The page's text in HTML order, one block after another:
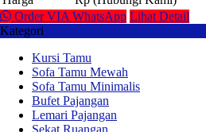
Order VIA WhatsApp Lihat Detail
Kategori
Kursi Tamu
Sofa Tamu Mewah
Sofa Tamu Minimalis
Bufet Pajangan
Lemari Pajangan
Sekat Ruangan